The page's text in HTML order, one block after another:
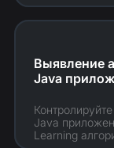
Выявление
Java
Java
Learning